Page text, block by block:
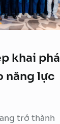
khai phá
năng lực
trở thành